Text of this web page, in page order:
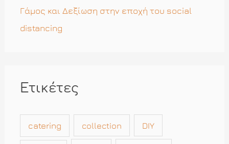
Γάμος και Δεξίωση στην εποχή του social
distancing
Ετικέτες
catering collection DIY